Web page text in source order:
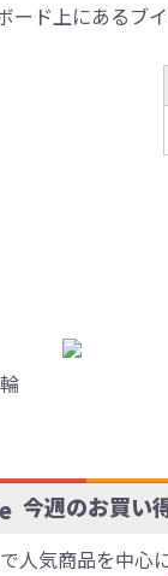
ード上にあるブ
今週のお買い
人気商品を中心